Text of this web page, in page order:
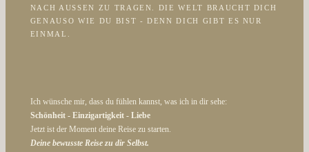
NACH AUSSEN ZU TRAGEN. DIE WELT BRAUCHT DICH G
ENAUSO WIE DU BIST - DENN DICH GIBT ES NUR E
INMAL.
Ich wünsche mir, dass du fühlen kannst, was ich in dir sehe:
Schönheit - Einzigartigkeit - Liebe
Jetzt ist der Moment deine Reise zu starten.
Deine bewusste Reise zu dir Selbst.